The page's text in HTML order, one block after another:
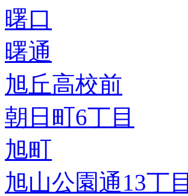
曙口
曙通
旭丘高校前
朝日町6丁目
旭町
旭山公園通13丁目